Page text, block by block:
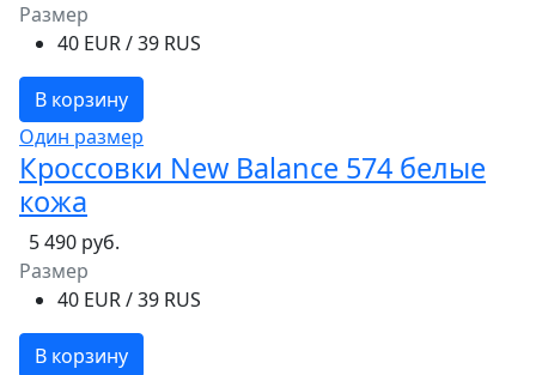
Размер
40 EUR / 39 RUS
В корзину
Один размер
Кроссовки New Balance 574 белые
кожа
5 490 руб.
Размер
40 EUR / 39 RUS
В корзину